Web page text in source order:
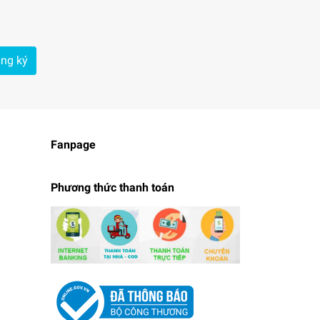
ký
Fanpage
Phương thức thanh toán